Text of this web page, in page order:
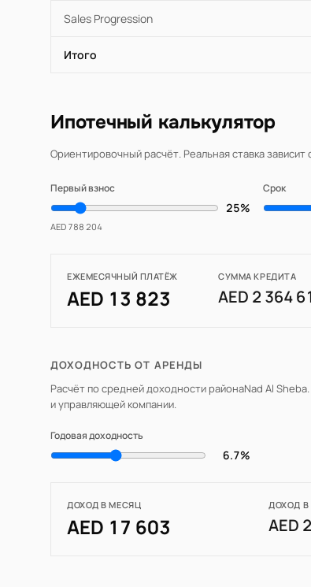
Sales Progression
Итого
Ипотечный калькулятор
Ориентировочный расчёт. Реальная ставка
Первый взнос
25%
AED 788 204
Срок
ЕЖЕМЕСЯЧНЫЙ ПЛАТЁЖ
AED 13 823
СУММА КРЕДИТА
AED 2 364
ДОХОДНОСТЬ ОТ АРЕНДЫ
Расчёт по средней доходности районаNad Al Sheba
и управляющей компании.
Годовая доходность
6.7%
ДОХОД В МЕСЯЦ
AED 17 603
ДОХОД В
AED